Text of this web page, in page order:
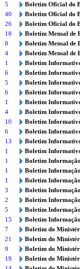
5
Boletim Oficial do
40
Boletim Oficial do
26
Boletim Oficial do
18
Boletim Mensal de
8
Boletim Mensal de
4
Boletim Mensal de
1
Boletim
6
Boletim
5
Boletim
6
Boletim
1
Boletim
4
Boletim
10
Boletim
6
Boletim
13
Boletim
1
Boletim
1
Boletim
1
Boletim
1
Boletim
3
Boletim
2
Boletim
5
Boletim
15
Boletim
7
Boletim do
21
Boletim do
9
Boletim do
19
Boletim do